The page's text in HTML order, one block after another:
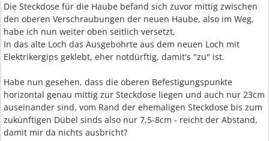
Die Steckdose für die Haube befand sich zuvor mittig zwischen
den oberen Verschraubungen der neuen Haube, also im Weg,
habe ich nun weiter oben seitlich versetzt,
In das alte Loch das Ausgebohrte aus dem neuen Loch mit
Elektrikergips geklebt, eher notdürftig, damit's "zu" ist.
Habe nun gesehen, dass die oberen Befestigungspunkte
horizontal genau mittig zur Steckdose liegen und auch nur 23cm
auseinander sind, vom Rand der ehemaligen Steckdose bis zum
zukünftigen Dübel sinds also nur 7,5-8cm - reicht der Abstand,
damit mir da nichts ausbricht?